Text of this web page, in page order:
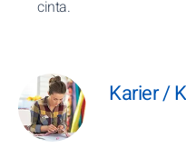
cinta.
Karier /